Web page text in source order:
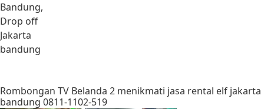
Bandung,
Drop off
Jakarta
bandung
Rombongan TV Belanda 2 menikmati jasa rental elf jakarta
bandung 0811-1102-519